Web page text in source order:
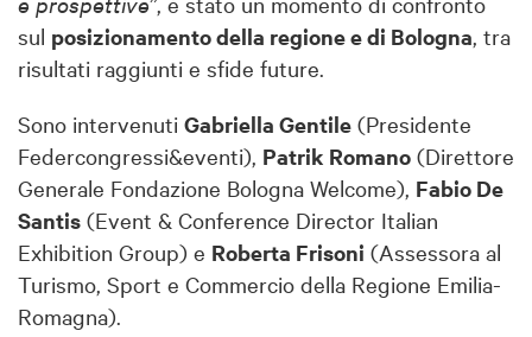
sul posizionamento della regione e di Bologna, tra
risultati raggiunti e sfide future.
Sono intervenuti Gabriella Gentile (Presidente
Federcongressi&eventi), Patrik Romano (Direttore
Generale Fondazione Bologna Welcome), Fabio De
Santis (Event & Conference Director Italian
Exhibition Group) e Roberta Frisoni (Assessora al
Turismo, Sport e Commercio della Regione Emilia-
Romagna).